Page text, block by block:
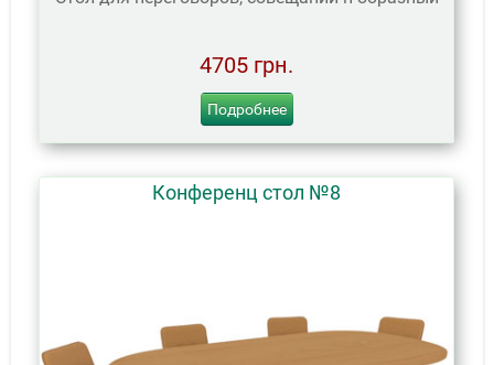
4705 грн.
Подробнее
Конференц стол №8